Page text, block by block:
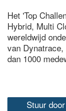
Het 'Top
Hybrid, Multi
wereldwijd
van
dan 1000
Stuur door